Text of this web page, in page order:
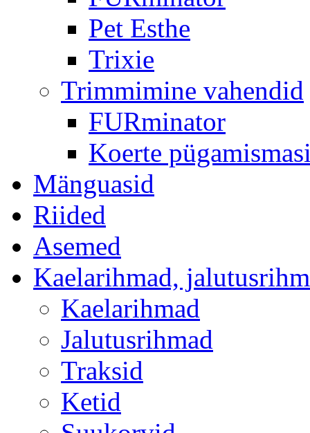
Pet Esthe
Trixie
Trimmimine vahendid
FURminator
Koerte
Mänguasid
Riided
Asemed
Kaelarihmad,
Kaelarihmad
Jalutusrihmad
Traksid
Ketid